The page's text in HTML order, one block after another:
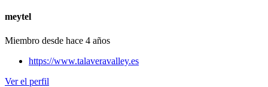
meytel
Miembro desde hace 4 años
https://www.talaveravalley.es
Ver el perfil